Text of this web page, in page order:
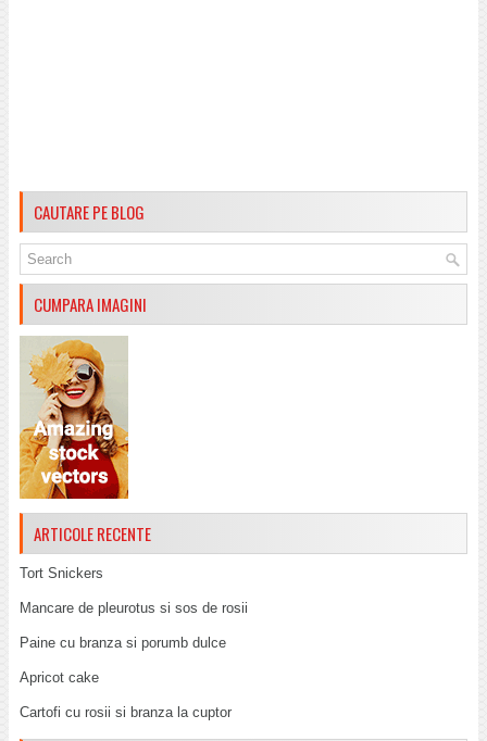
CAUTARE PE BLOG
CUMPARA IMAGINI
ARTICOLE RECENTE
Tort Snickers
Mancare de pleurotus si sos de rosii
Paine cu branza si porumb dulce
Apricot cake
Cartofi cu rosii si branza la cuptor